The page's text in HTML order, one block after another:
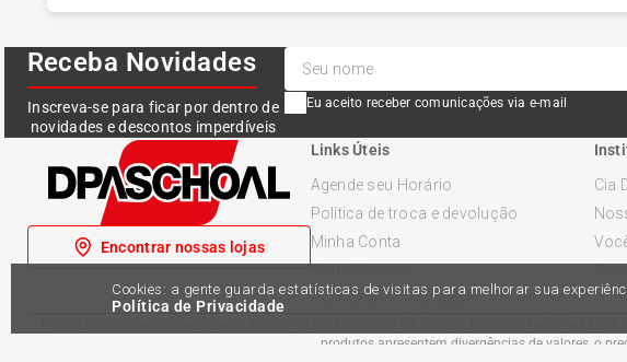
Cookies: a gente guarda estatísticas de visitas para melhorar sua
Política de Privacidade
Receba Novidades
Inscreva-se para ficar por dentro de
novidades e descontos imperdíveis
Eu aceito receber comunicações via e-mail
Encontrar nossas lojas
Links Úteis
Agende seu Horário
Política de troca e devolução
Minha Conta
Política de Privacidade
Cia
Preços e condições de pagamento exclusivos para compras via internet, podendo variar nas
produtos apresentem divergências de valores, o